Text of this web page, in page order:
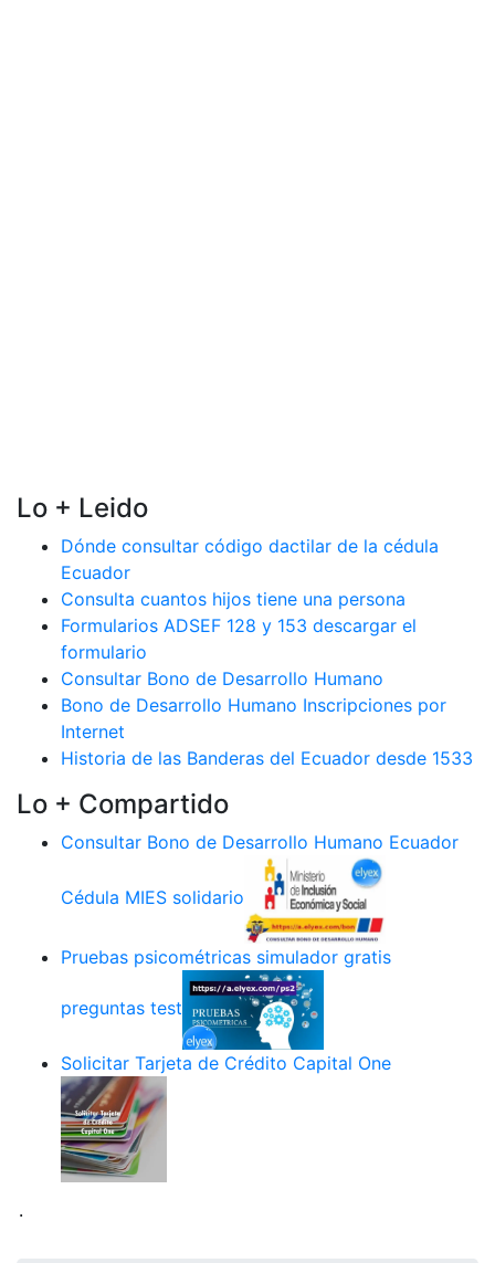
Lo + Leido
Dónde consultar código dactilar de la cédula
Ecuador
Consulta cuantos hijos tiene una persona
Formularios ADSEF 128 y 153 descargar el
formulario
Consultar Bono de Desarrollo Humano
Bono de Desarrollo Humano Inscripciones por
Internet
Historia de las Banderas del Ecuador desde 1533
Lo + Compartido
Consultar Bono de Desarrollo Humano Ecuador
Cédula MIES solidario
Pruebas psicométricas simulador gratis
preguntas test
Solicitar Tarjeta de Crédito Capital One
.